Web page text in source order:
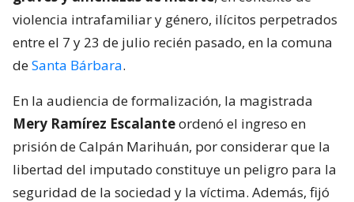
violencia intrafamiliar y género, ilícitos perpetrados
entre el 7 y 23 de julio recién pasado, en la comuna
deSanta Bárbara.
En la audiencia de formalización, la magistrada
Mery Ramírez Escalanteordenó el ingreso en
prisión de Calpán Marihuán, por considerar que la
libertad del imputado constituye un peligro para la
seguridad de la sociedad y la víctima. Además, fijó